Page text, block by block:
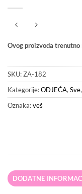
Ovog proizvoda
SKU:ZA-182
Kategorije:ODJEĆA,Sve,
Oznaka:veš
DODATNE